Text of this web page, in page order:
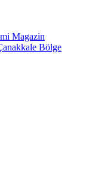
Magazin
Bölge